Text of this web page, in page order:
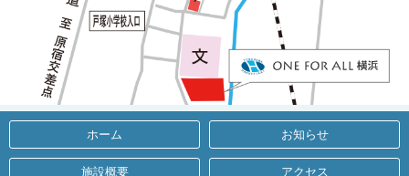
ホーム お知らせ
施設概要 アクセス